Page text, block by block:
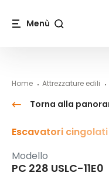
Menù
Home Attrezzature edili
Torna alla
Escavatori cingolati
Modello
PC 228 USLC-11E0